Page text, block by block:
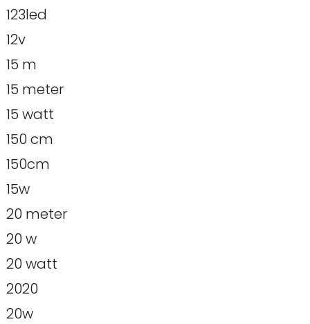
123led
12v
15 m
15 meter
15 watt
150 cm
150cm
15w
20 meter
20 w
20 watt
2020
20w